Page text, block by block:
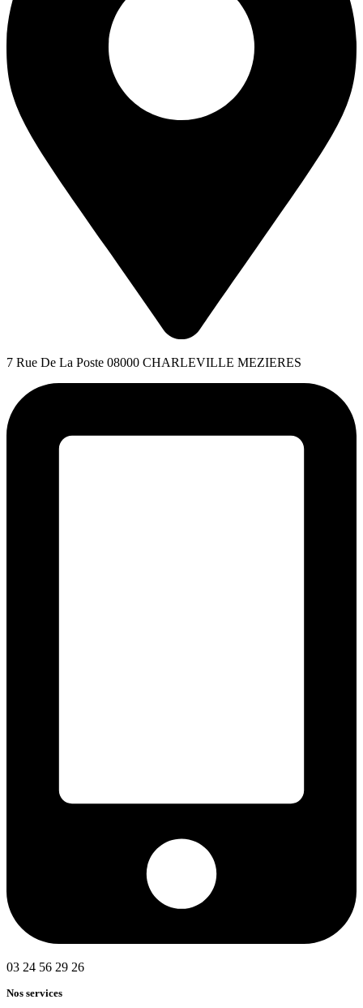
7 Rue De La Poste 08000 CHARLEVILLE MEZIERES
03 24 56 29 26
Nos services